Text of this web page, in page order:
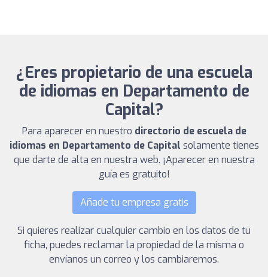
¿Eres propietario de una escuela
de idiomas en Departamento de
Capital?
Para aparecer en nuestro directorio de escuela de
idiomas en Departamento de Capital solamente tienes
que darte de alta en nuestra web. ¡Aparecer en nuestra
guía es gratuito!
Añade tu empresa gratis
Si quieres realizar cualquier cambio en los datos de tu
ficha, puedes reclamar la propiedad de la misma o
envíanos un correo y los cambiaremos.